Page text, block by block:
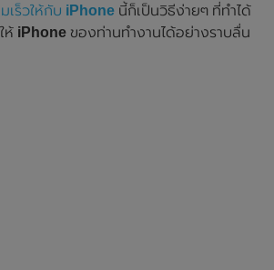
เร็วให้กับ iPhone นี้ก็เป็นวิธีง่ายๆ ที่ทำได้
ห้ iPhone ของท่านทำงานได้อย่างราบลื่น